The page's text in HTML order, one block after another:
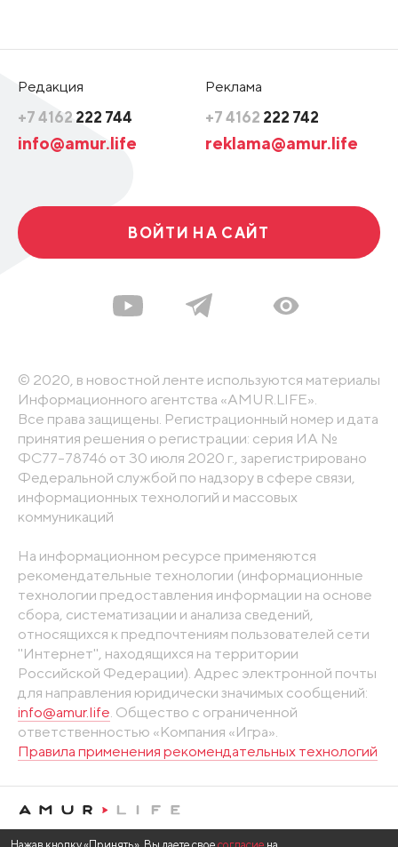
Редакция
+7 4162 222 744
info@amur.life
Реклама
+7 4162 222 742
reklama@amur.life
ВОЙТИ НА САЙТ
© 2020, в новостной ленте используются материалы
Информационного агентства «AMUR.LIFE».
Все права защищены. Регистрационный номер и дата
принятия решения о регистрации: серия ИА №
ФС77-78746 от 30 июля 2020 г., зарегистрировано
Федеральной службой по надзору в сфере связи,
информационных технологий и массовых
коммуникаций
На информационном ресурсе применяются
рекомендательные технологии (информационные
технологии предоставления информации на основе
сбора, систематизации и анализа сведений,
относящихся к предпочтениям пользователей сети
"Интернет", находящихся на территории
Российской Федерации). Адрес электронной почты
для направления юридически значимых сообщений:
info@amur.life . Общество с ограниченной
ответственностью «Компания «Игра».
Правила применения рекомендательных технологий